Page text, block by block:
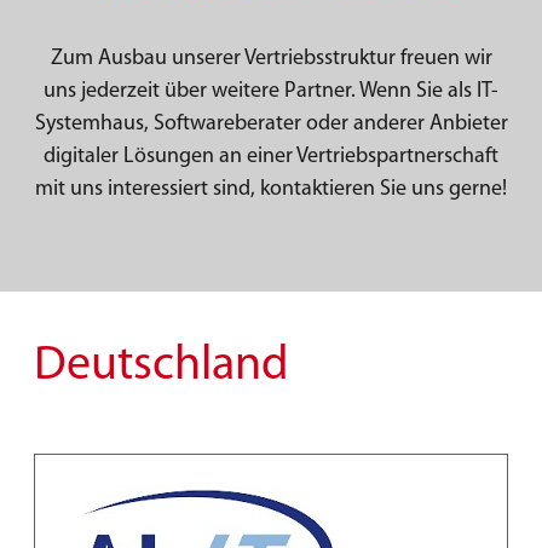
Zum Ausbau unserer Vertriebsstruktur freuen wir
uns jederzeit über weitere Partner. Wenn Sie als IT-
Systemhaus, Softwareberater oder anderer Anbieter
digitaler Lösungen an einer Vertriebspartnerschaft
mit uns interessiert sind, kontaktieren Sie uns gerne!
Deutschland